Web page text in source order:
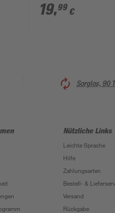
19,99 €
Sorglos, 90
Nützliche Links
Leichte Sprache
Hilfe
Zahlungsarten
Bestell- &
Versand
Rückgabe